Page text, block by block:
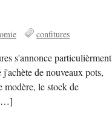
confitures
s'annonce particulièrment
de nouveaux pots,
modère, le stock de